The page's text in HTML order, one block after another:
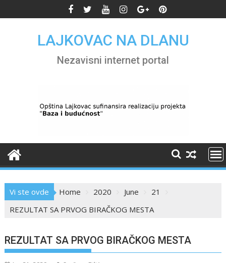
to
LAJKOVAC NA DLANU
Nezavisni internet portal
Vi ste ovde Home 2020 June
21
REZULTAT SA PRVOG BIRAČKOG MESTA
REZULTAT SA PRVOG BIRAČKOG MESTA